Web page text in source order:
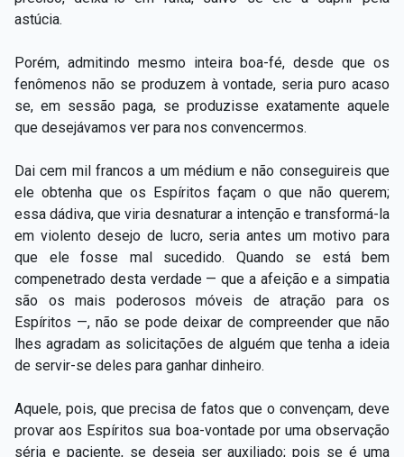
astúcia.
Porém, admitindo mesmo inteira boa-fé, desde que os
fenômenos não se produzem à vontade, seria puro acaso
se, em sessão paga, se produzisse exatamente aquele
que desejávamos ver para nos convencermos.
Dai cem mil francos a um médium e não conseguireis que
ele obtenha que os Espíritos façam o que não querem;
essa dádiva, que viria desnaturar a intenção e transformá-la
em violento desejo de lucro, seria antes um motivo para
que ele fosse mal sucedido. Quando se está bem
compenetrado desta verdade — que a afeição e a simpatia
são os mais poderosos móveis de atração para os
Espíritos —, não se pode deixar de compreender que não
lhes agradam as solicitações de alguém que tenha a ideia
de servir-se deles para ganhar dinheiro.
Aquele, pois, que precisa de fatos que o convençam, deve
provar aos Espíritos sua boa-vontade por uma observação
séria e paciente, se deseja ser auxiliado; pois se é uma